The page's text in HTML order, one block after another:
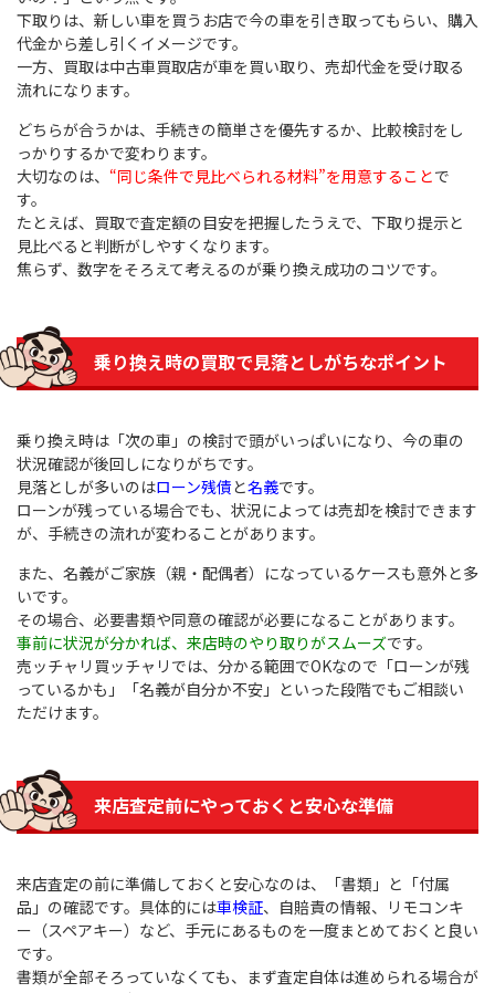
下取りは、新しい車を買うお店で今の車を引き取ってもらい、購入
代金から差し引くイメージです。
一方、買取は中古車買取店が車を買い取り、売却代金を受け取る
流れになります。
どちらが合うかは、手続きの簡単さを優先するか、比較検討をし
っかりするかで変わります。
大切なのは、 “同じ条件で見比べられる材料”を用意することで
す。
たとえば、買取で査定額の目安を把握したうえで、下取り提示と
見比べると判断がしやすくなります。
焦らず、数字をそろえて考えるのが乗り換え成功のコツです。
乗り換え時の買取で見落としがちなポイント
乗り換え時は「次の車」の検討で頭がいっぱいになり、今の車の
状況確認が後回しになりがちです。
見落としが多いのはローン残債と名義です。
ローンが残っている場合でも、状況によっては売却を検討できます
が、手続きの流れが変わることがあります。
また、名義がご家族（親・配偶者）になっているケースも意外と多
いです。
その場合、必要書類や同意の確認が必要になることがあります。
事前に状況が分かれば、来店時のやり取りがスムーズです。
売ッチャリ買ッチャリでは、分かる範囲でOKなので「ローンが残
っているかも」「名義が自分か不安」といった段階でもご相談い
ただけます。
来店査定前にやっておくと安心な準備
来店査定の前に準備しておくと安心なのは、「書類」と「付属
品」の確認です。具体的には車検証、自賠責の情報、リモコンキ
ー（スペアキー）など、手元にあるものを一度まとめておくと良い
です。
書類が全部そろっていなくても、まず査定自体は進められる場合が